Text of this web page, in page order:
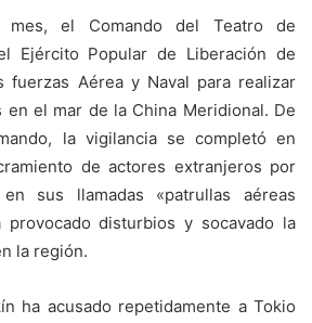
el Comando del Teatro de
Ejército Popular de Liberación de
fuerzas Aérea y Naval para realizar
en el mar de la China Meridional. De
la vigilancia se completó en
de actores extranjeros por
sus llamadas «patrullas aéreas
provocado disturbios y socavado la
la región.
ha acusado repetidamente a Tokio